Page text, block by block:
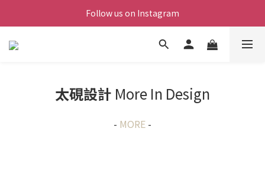
Follow us on Instagram
太硯設計 More In Design
- MORE -